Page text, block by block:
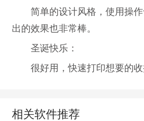
简单的设计风格，使用操作
出的效果也非常棒。
圣诞快乐：
很好用，快速打印想要的收
相关软件推荐